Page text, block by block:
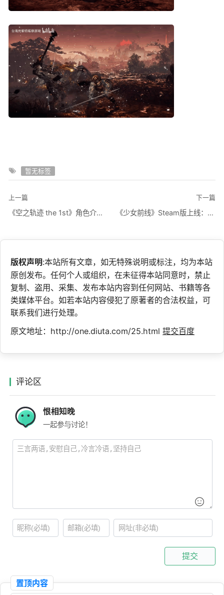
暂无标签
上一篇
《空之轨迹 the 1st》角色介绍视频：艾丝蒂尔·布莱特
下一篇
《少女前线》Steam版上线：支持数据继承 玩家好评
版权声明:本站所有文章，如无特殊说明或标注，均为本站
原创发布。任何个人或组织，在未征得本站同意时，禁止
复制、盗用、采集、发布本站内容到任何网站、书籍等各
类媒体平台。如若本站内容侵犯了原著者的合法权益，可
联系我们进行处理。
原文地址：http://one.diuta.com/25.html 提交百度
评论区
恨相知晚
一起参与讨论！
提交
置顶内容